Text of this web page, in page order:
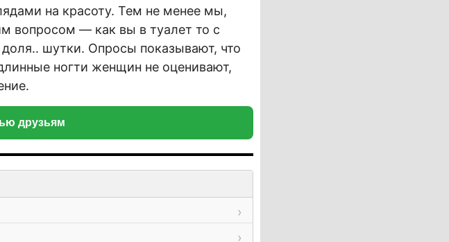
на красоту. Тем не менее мы,
вопросом — как вы в туалет то с
шутки. Опросы показывают, что
ногти женщин не оценивают,
друзьям